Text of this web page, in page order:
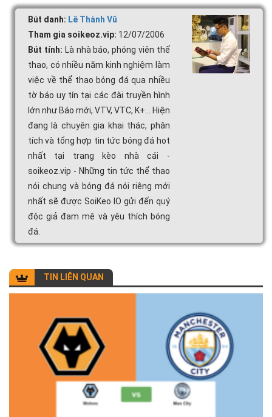
Bút danh: Lê Thành Vũ
Tham gia soikeoz.vip: 12/07/2006
Bút tính: Là nhà báo, phóng viên thể
thao, có nhiều năm kinh nghiệm làm
việc về thể thao bóng đá qua nhiều
tờ báo uy tín tại các đài truyền hình
lớn như Báo mới, VTV, VTC, K+... Hiện
đang là chuyên gia khai thác, phân
tích và tổng hợp tin tức bóng đá hot
nhất tại trang kèo nhà cái -
soikeoz.vip - Những tin tức thể thao
nói chung và bóng đá nói riêng mới
nhất sẽ được SoiKeo IO gửi đến quý
độc giả đam mê và yêu thích bóng
đá.
TIN LIÊN QUAN